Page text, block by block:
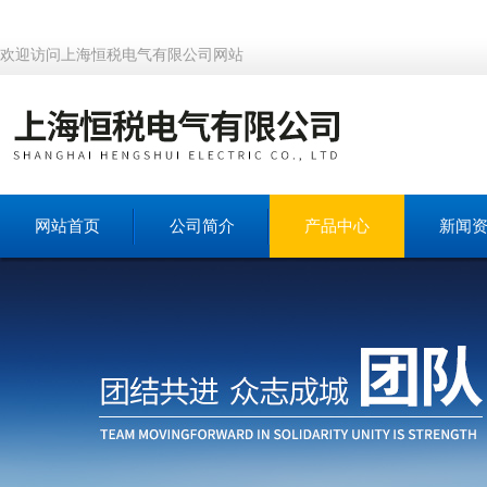
欢迎访问上海恒税电气有限公司网站
网站首页 公司简介 产品中心 新闻